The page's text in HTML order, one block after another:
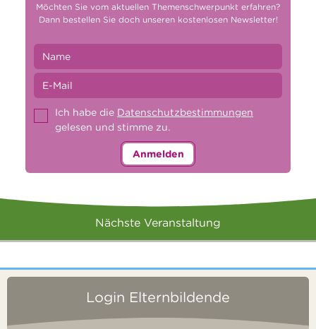
Möchten Sie vom aktuellen Themenschwerpunkt erfahren?
Dann bestellen Sie doch unseren kostenlosen Newsletter!
Ich habe die Datenschutzbestimmungen
gelesen und stimme zu.
Anmelden
Nächste Veranstaltung
Login Elternbildende